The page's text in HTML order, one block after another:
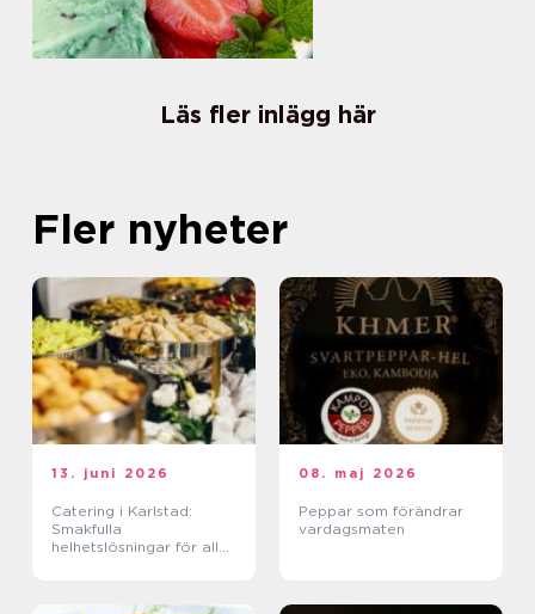
Läs fler inlägg här
Fler nyheter
13. juni 2026
Catering i Karlstad:
Smakfulla
helhetslösningar för alla
08. maj 2026
Peppar som förändrar
vardagsmaten